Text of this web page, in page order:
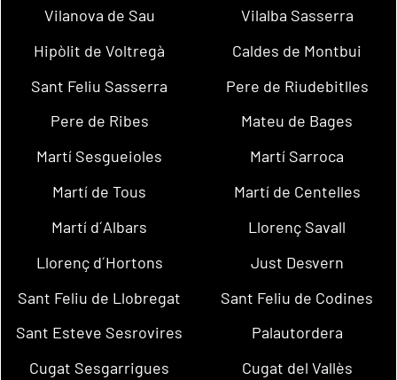
Vilanova de Sau
Vilalba Sasserra
Hipòlit de Voltregà
Caldes de Montbui
Sant Feliu Sasserra
Pere de Riudebitlles
Pere de Ribes
Mateu de Bages
Martí Sesgueioles
Martí Sarroca
Martí de Tous
Martí de Centelles
Martí d´Albars
Llorenç Savall
Llorenç d´Hortons
Just Desvern
Sant Feliu de Llobregat
Sant Feliu de Codines
Sant Esteve Sesrovires
Palautordera
Cugat Sesgarrigues
Cugat del Vallès